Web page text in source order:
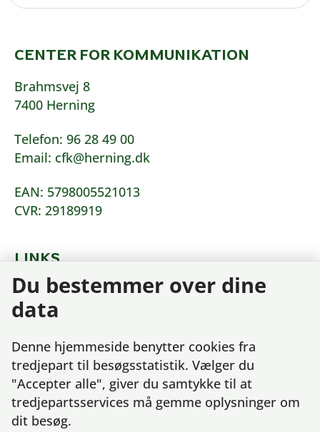
CENTER FOR KOMMUNIKATION
Brahmsvej 8
7400 Herning
Telefon: 96 28 49 00
Email: cfk@herning.dk
EAN: 5798005521013
CVR: 29189919
LINKS
Tilgængelighedserklæring
Behandling af dine oplysninger
Cookies
Du bestemmer over dine
data
Denne hjemmeside benytter cookies fra
tredjepart til besøgsstatistik. Vælger du
"Accepter alle", giver du samtykke til at
tredjepartsservices må gemme oplysninger om
dit besøg.